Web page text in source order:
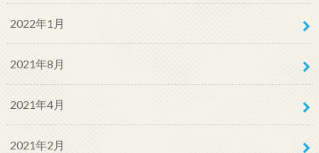
2022年1月
2021年8月
2021年4月
2021年2月